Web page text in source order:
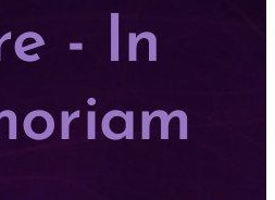
- In